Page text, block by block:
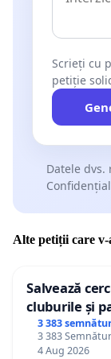
Scrieți cu
petiție
Datele dvs.
Alte petiții care
Salvează
cluburile și
3 383
3 383
4 Aug 2026